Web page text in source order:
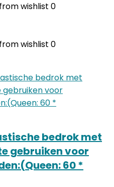
wishlist 0
wishlist 0
bedrok met
gebruiken voor
60 *